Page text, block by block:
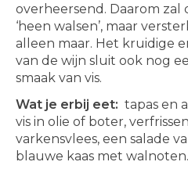
overheersend. Daarom zal
‘heen walsen’, maar
alleen maar. Het kruidige
van de wijn sluit ook nog
smaak van vis.
Wat je erbij eet: tapas en
vis in olie of boter,
varkensvlees, een salade
blauwe kaas met walnoten.